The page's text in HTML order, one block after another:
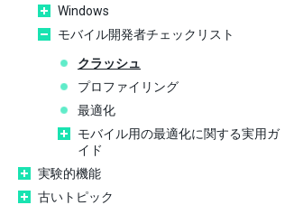
Windows
モバイル開発者チェックリスト
クラッシュ
プロファイリング
最適化
モバイル用の最適化に関する実用ガ
イド
実験的機能
古いトピック